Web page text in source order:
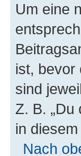
Um eine
ist, bevor
sind
Z. B. „Du
in
Nach